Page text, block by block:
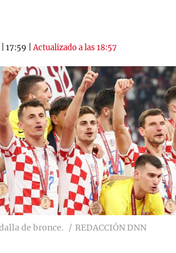
17:59 |Actualizado a las 18:57
de bronce. REDACCIÓN DNN